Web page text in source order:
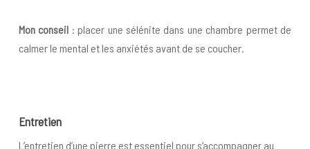
Mon conseil : placer une sélénite dans une chambre permet de
calmer le mental et les anxiétés avant de se coucher.
Entretien
L’entretien d’une pierre est essentiel pour s’accompagner au